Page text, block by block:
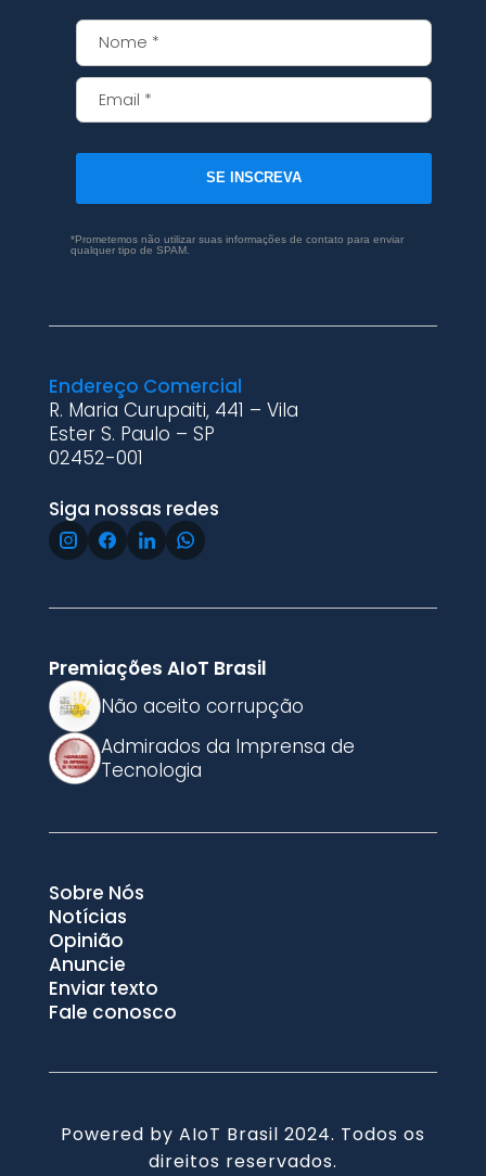
SE INSCREVA
*Prometemos não utilizar suas informações de contato para enviar
qualquer tipo de SPAM.
Endereço Comercial
R. Maria Curupaiti, 441 – Vila
Ester S. Paulo – SP
02452-001
Siga nossas redes
Premiações AIoT Brasil
Não aceito corrupção
Admirados da Imprensa de
Tecnologia
Sobre Nós
Notícias
Opinião
Anuncie
Enviar texto
Fale conosco
Powered by AIoT Brasil 2024. Todos os
direitos reservados.